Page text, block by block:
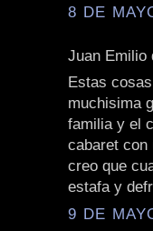
8 DE
Juan Emilio
Estas
muchisima
familia y el
cabaret con
creo que
estafa y
9 DE